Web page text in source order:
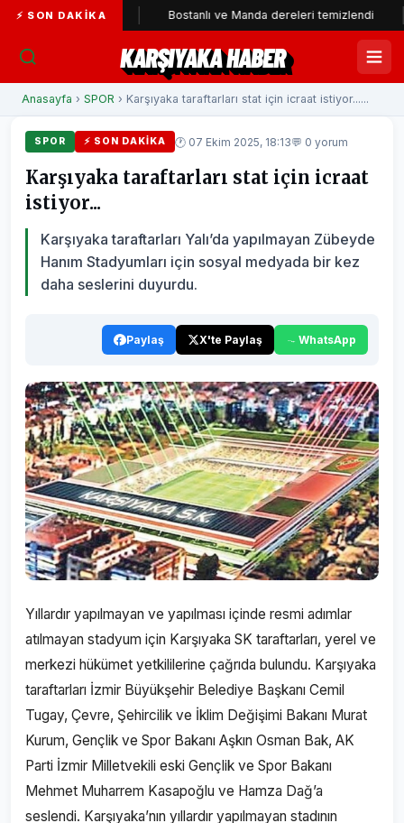
⚡ SON DAKIKA
katıldı Bostanlı ve Manda dereleri temizlendi
KARŞIYAKA HABER
Anasayfa › SPOR › Karşıyaka taraftarları stat için icraat istiyor......
SPOR ⚡ SON DAKIKA 🕐 07 Ekim 2025, 18:13💬 0 yorum
Karşıyaka taraftarları stat için icraat
istiyor...
Karşıyaka taraftarları Yalı’da yapılmayan Zübeyde
Hanım Stadyumları için sosyal medyada bir kez
daha seslerini duyurdu.
Paylaş X'te Paylaş WhatsApp
Yıllardır yapılmayan ve yapılması içinde resmi adımlar
atılmayan stadyum için Karşıyaka SK taraftarları, yerel ve
merkezi hükümet yetkililerine çağrıda bulundu. Karşıyaka
taraftarları İzmir Büyükşehir Belediye Başkanı Cemil
Tugay, Çevre, Şehircilik ve İklim Değişimi Bakanı Murat
Kurum, Gençlik ve Spor Bakanı Aşkın Osman Bak, AK
Parti İzmir Milletvekili eski Gençlik ve Spor Bakanı
Mehmet Muharrem Kasapoğlu ve Hamza Dağ’a
seslendi. Karşıyaka’nın yıllardır yapılmayan stadının